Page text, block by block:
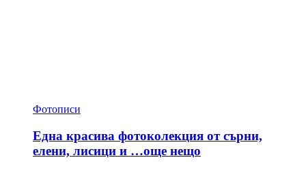
Фотописи
Една красива фотоколекция от сърни,
елени, лисици и …още нещо